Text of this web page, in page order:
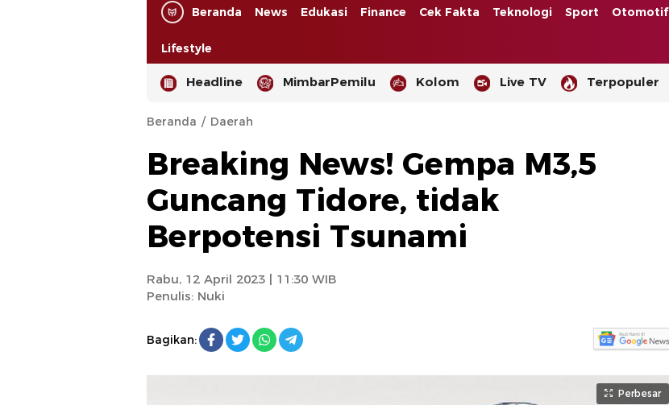
Beranda
News Edukasi Finance Cek Fakta Teknologi Sport Otomotif
Lifestyle
Headline MimbarPemilu Kolom Live TV Terpopuler
Beranda Daerah
Breaking News! Gempa M3,5
Guncang Tidore, tidak
Berpotensi Tsunami
Penulis: Nuki
Rabu, 12 April 2023 | 11:30 WIB
Bagikan:
Perbesar